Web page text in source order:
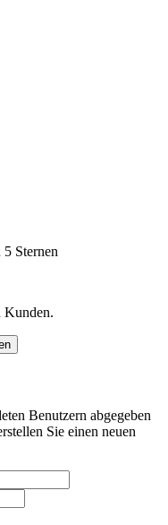
Sternen
Kunden.
Benutzern abgegeben
Sie einen neuen